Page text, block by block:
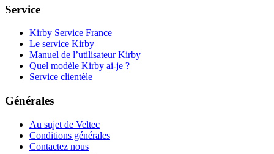
Service
Kirby Service France
Le service Kirby
Manuel de l’utilisateur Kirby
Quel modèle Kirby ai-je ?
Service clientèle
Générales
Au sujet de Veltec
Conditions générales
Contactez nous